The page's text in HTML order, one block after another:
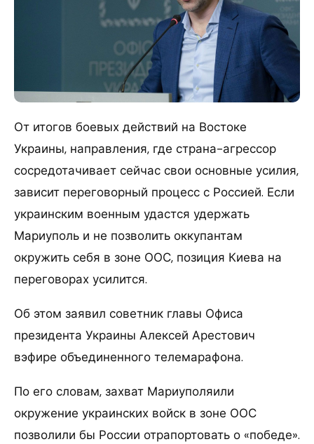
От итогов боевых действий на Востоке
Украины, направления, где страна-агрессор
сосредотачивает сейчас свои основные усилия,
зависит переговорный процесс с Россией. Если
украинским военным удастся удержать
Мариуполь и не позволить оккупантам
окружить себя в зоне ООС, позиция Киева на
переговорах усилится.
Об этом заявил советник главы Офиса
президента Украины Алексей Арестович
вэфире объединенного телемарафона.
По его словам, захват Мариуполяили
окружение украинских войск в зоне ООС
позволили бы России отрапортовать о «победе».